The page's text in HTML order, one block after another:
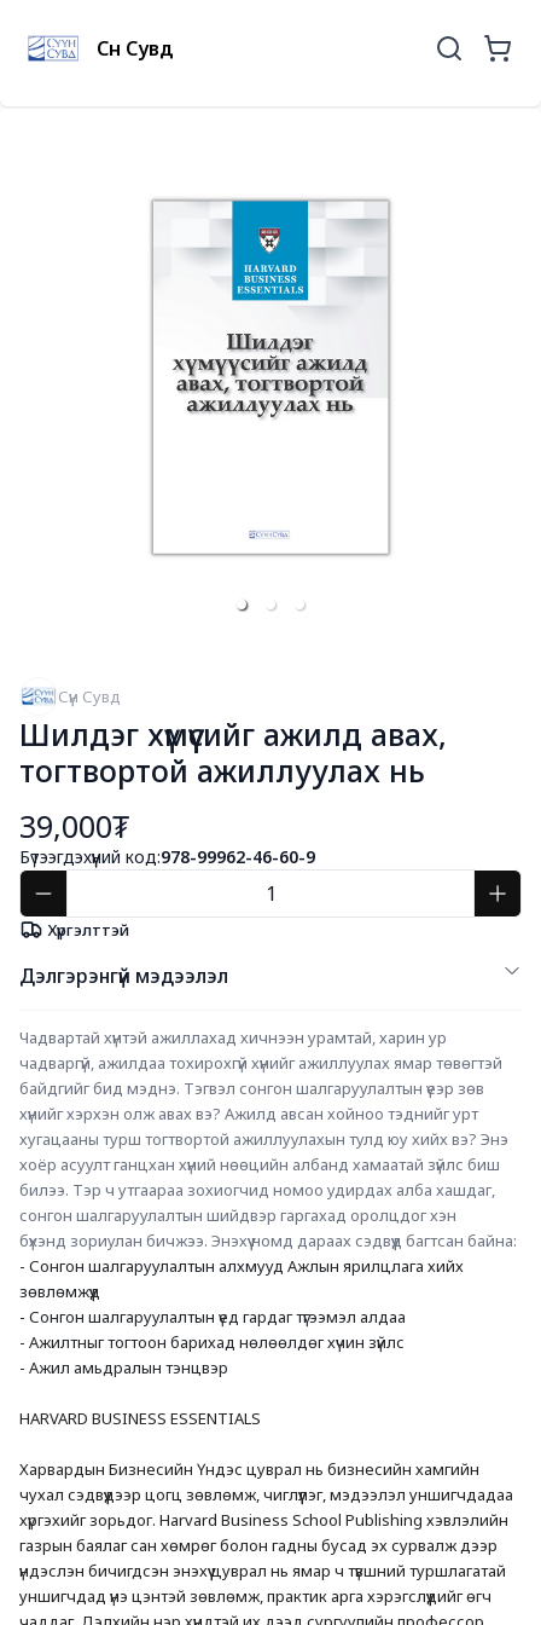
Сүүн Сувд
Сүүн Сувд
Шилдэг хүмүүсийг ажилд авах,
тогтвортой ажиллуулах нь
39,000₮
Бүтээгдэхүүний код:978-99962-46-60-9
Хүргэлттэй
Дэлгэрэнгүй мэдээлэл
Чадвартай хүнтэй ажиллахад хичнээн урамтай, харин ур
чадваргүй, ажилдаа тохирохгүй хүнийг ажиллуулах ямар төвөгтэй
байдгийг бид мэднэ. Тэгвэл сонгон шалгаруулалтын үеэр зөв
хүнийг хэрхэн олж авах вэ? Ажилд авсан хойноо тэднийг урт
хугацааны турш тогтвортой ажиллуулахын тулд юу хийх вэ? Энэ
хоёр асуулт ганцхан хүний нөөцийн албанд хамаатай зүйлс биш
билээ. Тэр ч утгаараа зохиогчид номоо удирдах алба хашдаг,
сонгон шалгаруулалтын шийдвэр гаргахад оролцдог хэн
бүхэнд зориулан бичжээ. Энэхүү номд дараах сэдвүүд багтсан байна:
- Сонгон шалгаруулалтын алхмууд Ажлын ярилцлага хийх
зөвлөмжүүд
- Сонгон шалгаруулалтын үед гардаг түгээмэл алдаа
- Ажилтныг тогтоон барихад нөлөөлдөг хүчин зүйлс
- Ажил амьдралын тэнцвэр
HARVARD BUSINESS ESSENTIALS
Харвардын Бизнесийн Үндэс цуврал нь бизнесийн хамгийн
чухал сэдвүүдээр цогц зөвлөмж, чиглүүлэг, мэдээлэл уншигчдадаа
хүргэхийг зорьдог. Harvard Business School Publishing хэвлэлийн
газрын баялаг сан хөмрөг болон гадны бусад эх сурвалж дээр
үндэслэн бичигдсэн энэхүү цуврал нь ямар ч түвшний туршлагатай
уншигчдад үнэ цэнтэй зөвлөмж, практик арга хэрэгслүүдийг өгч